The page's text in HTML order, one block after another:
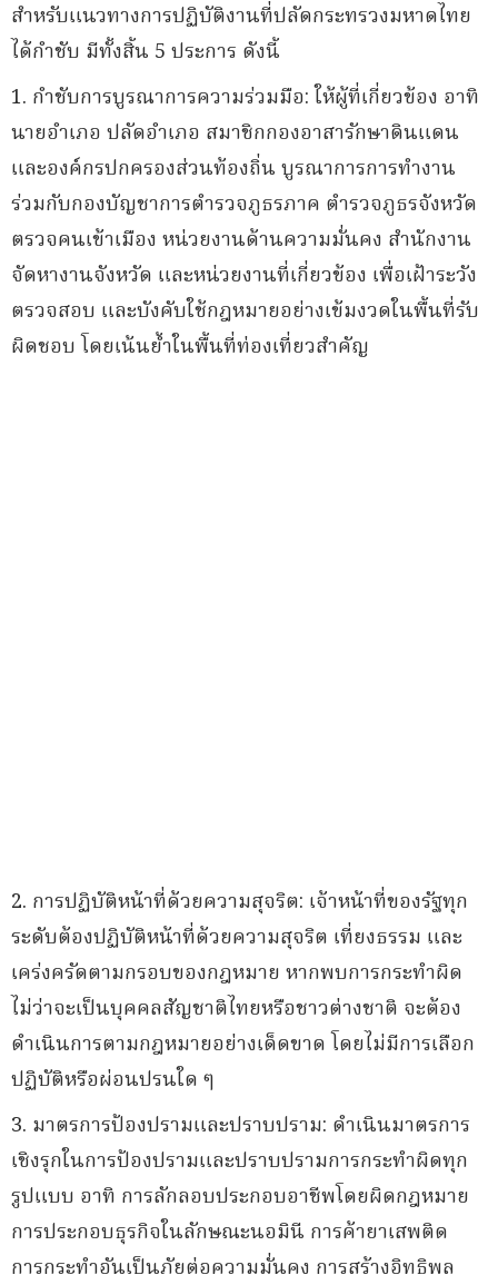
สำหรับแนวทางการปฏิบัติงานที่ปลัดกระทรวงมหาดไทย
ได้กำชับ มีทั้งสิ้น 5 ประการ ดังนี้
1. กำชับการบูรณาการความร่วมมือ: ให้ผู้ที่เกี่ยวข้อง อาทิ
นายอำเภอ ปลัดอำเภอ สมาชิกกองอาสารักษาดินแดน
และองค์กรปกครองส่วนท้องถิ่น บูรณาการการทำงาน
ร่วมกับกองบัญชาการตำรวจภูธรภาค ตำรวจภูธรจังหวัด
ตรวจคนเข้าเมือง หน่วยงานด้านความมั่นคง สำนักงาน
จัดหางานจังหวัด และหน่วยงานที่เกี่ยวข้อง เพื่อเฝ้าระวัง
ตรวจสอบ และบังคับใช้กฎหมายอย่างเข้มงวดในพื้นที่รับ
ผิดชอบ โดยเน้นย้ำในพื้นที่ท่องเที่ยวสำคัญ
2. การปฏิบัติหน้าที่ด้วยความสุจริต: เจ้าหน้าที่ของรัฐทุก
ระดับต้องปฏิบัติหน้าที่ด้วยความสุจริต เที่ยงธรรม และ
เคร่งครัดตามกรอบของกฎหมาย หากพบการกระทำผิด
ไม่ว่าจะเป็นบุคคลสัญชาติไทยหรือชาวต่างชาติ จะต้อง
ดำเนินการตามกฎหมายอย่างเด็ดขาด โดยไม่มีการเลือก
ปฏิบัติหรือผ่อนปรนใด ๆ
3. มาตรการป้องปรามและปราบปราม: ดำเนินมาตรการ
เชิงรุกในการป้องปรามและปราบปรามการกระทำผิดทุก
รูปแบบ อาทิ การลักลอบประกอบอาชีพโดยผิดกฎหมาย
การประกอบธุรกิจในลักษณะนอมินี การค้ายาเสพติด